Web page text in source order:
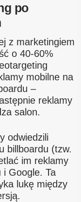
po
z marketingiem
o 40-60%
mobilne na
–
reklamy
salon.
odwiedzili
billboardu (tzw.
im reklamy
i Google. Ta
lukę między